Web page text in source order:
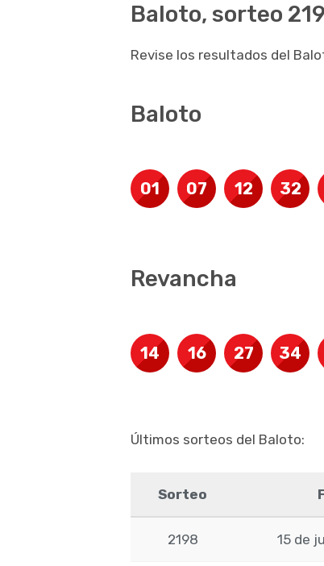
Baloto, sorteo
Revise los resultados del
Baloto
01 07 12 32
Revancha
14 16 27 34
Últimos sorteos del Baloto:
Sorteo
2198 15 de